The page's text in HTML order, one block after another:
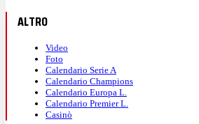
ALTRO
Video
Foto
Calendario Serie A
Calendario Champions
Calendario Europa L.
Calendario Premier L.
Casinò